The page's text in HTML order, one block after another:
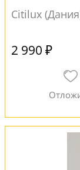
Citilux
2 990 ₽